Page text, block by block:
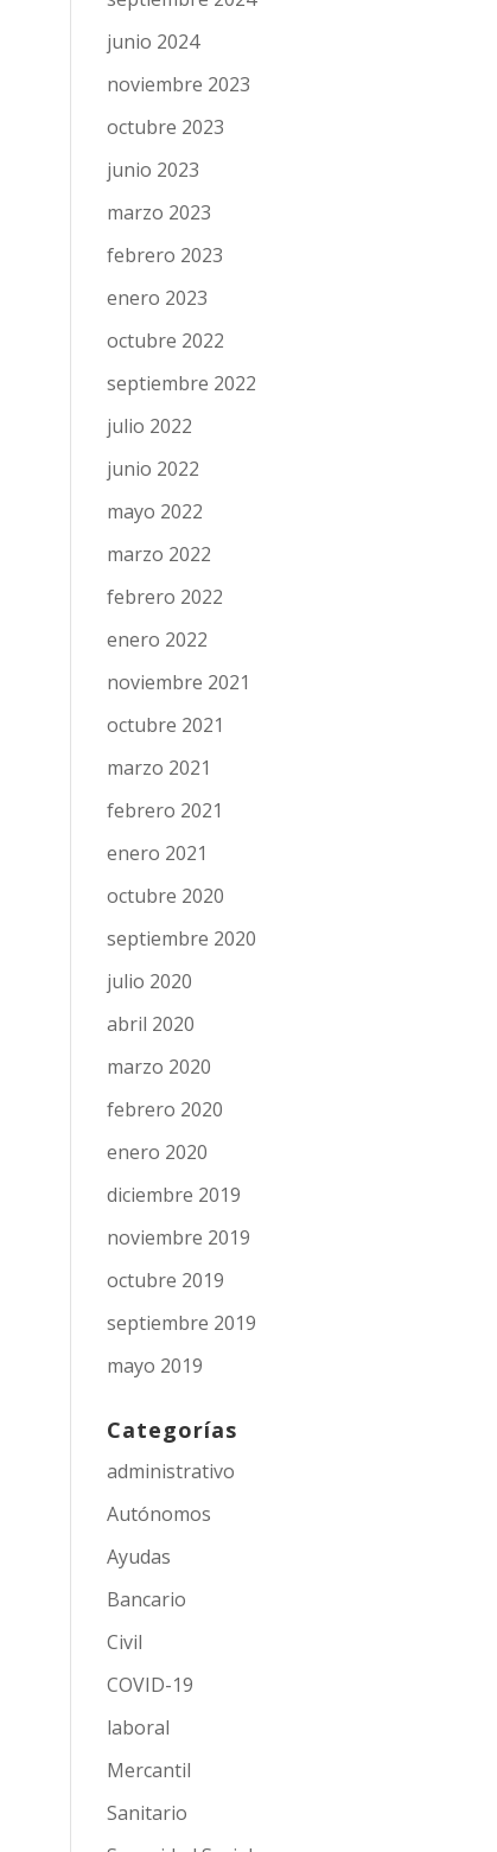
junio 2024
noviembre 2023
octubre 2023
junio 2023
marzo 2023
febrero 2023
enero 2023
octubre 2022
septiembre 2022
julio 2022
junio 2022
mayo 2022
marzo 2022
febrero 2022
enero 2022
noviembre 2021
octubre 2021
marzo 2021
febrero 2021
enero 2021
octubre 2020
septiembre 2020
julio 2020
abril 2020
marzo 2020
febrero 2020
enero 2020
diciembre 2019
noviembre 2019
octubre 2019
septiembre 2019
mayo 2019
Categorías
administrativo
Autónomos
Ayudas
Bancario
Civil
COVID-19
laboral
Mercantil
Sanitario